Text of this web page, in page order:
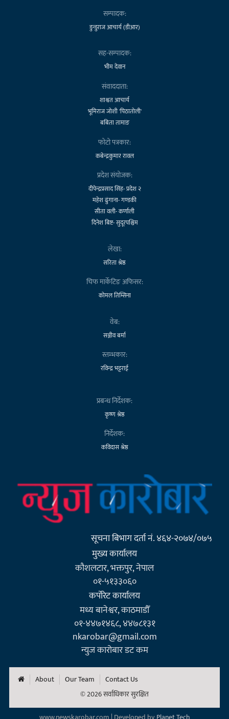
सम्पादक:
डुन्डुराज आचार्य (डीआर)
सह-सम्पादक:
भीम देवान
संवाददाता:
शाश्वत आचार्य
भूमिराज जोशी 'पिठातोली'
बबिता तामाङ
फोटो पत्रकार:
कबेन्द्रकुमार रावल
प्रदेश संयोजक:
दीपेन्द्रप्रसाद सिंह- प्रदेश २
महेश ढुंगाना- गण्डकी
सीता वली- कर्णाली
दिनेश बिष्ट- सुदूरपश्चिम
लेखा:
सरिता श्रेष्ठ
चिफ मार्केटिङ अफिसर:
कोमल तिम्सिना
वेब:
सञ्जीव बर्मा
स्तम्भकार:
रविन्द्र भट्टराई
प्रबन्ध निर्देशक:
कृष्ण श्रेष्ठ
निर्देशक:
कविदास श्रेष्ठ
सूचना बिभाग दर्ता नं. ४६४-२०७४/०७५
मुख्य कार्यालय
कौशलटार, भक्तपुर, नेपाल
०१-५१३३०६०
कर्पाेरेट कार्यालय
मध्य बानेश्वर, काठमाडौँ
०१-४४७१४६८, ४४७८१३१
nkarobar@gmail.com
न्युज कारोबार डट कम
About Our Team
Contact Us
© 2026 सर्वाधिकार सुरक्षित